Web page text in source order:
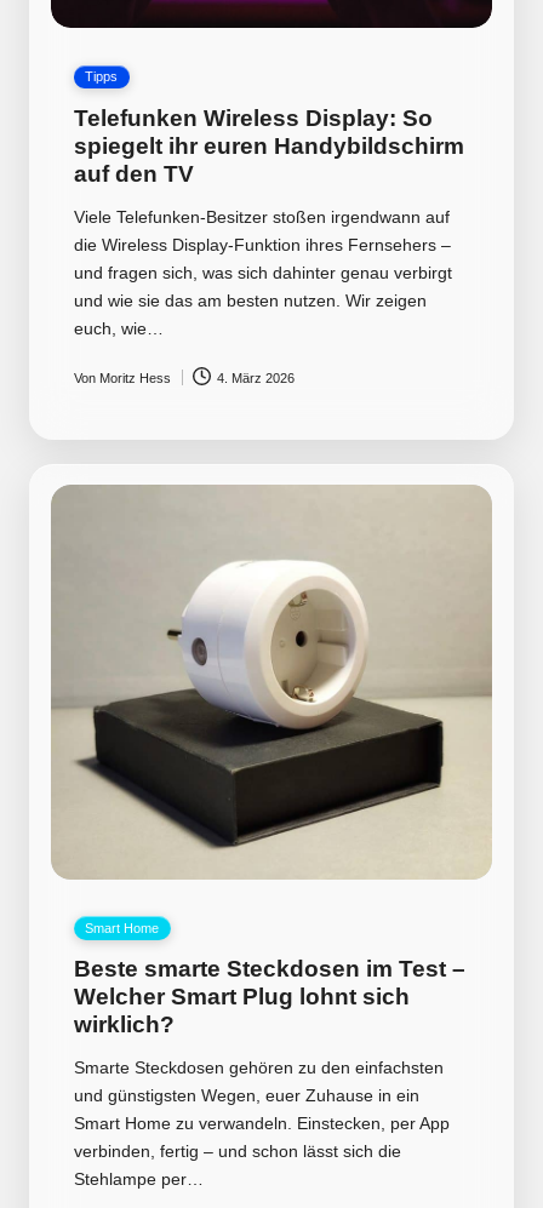
Posted
Tipps
Telefunken Wireless Display: So
spiegelt ihr euren Handybildschirm
auf den TV
Viele Telefunken-Besitzer stoßen irgendwann auf
die Wireless Display-Funktion ihres Fernsehers –
und fragen sich, was sich dahinter genau verbirgt
und wie sie das am besten nutzen. Wir zeigen
euch, wie…
Von Moritz Hess 4. März 2026
Posted
Smart Home
Beste smarte Steckdosen im Test –
Welcher Smart Plug lohnt sich
wirklich?
Smarte Steckdosen gehören zu den einfachsten
und günstigsten Wegen, euer Zuhause in ein
Smart Home zu verwandeln. Einstecken, per App
verbinden, fertig – und schon lässt sich die
Stehlampe per…